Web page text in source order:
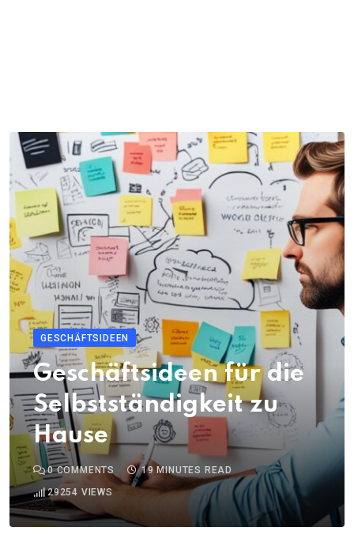
GESCHÄFTSIDEEN
Geschäftsideen für die
Selbstständigkeit zu
Hause
0COMMENTS
19 MINUTES READ
29254 VIEWS